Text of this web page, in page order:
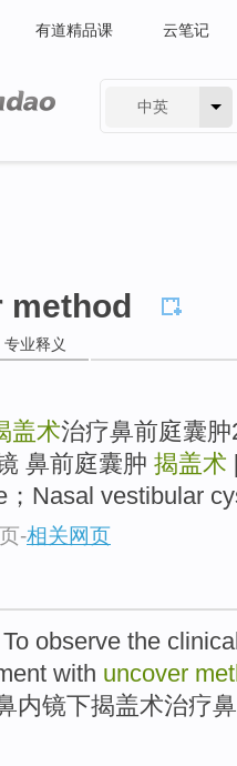
有道精品课 云笔记
中英
method
专业释义
盖术治疗鼻前庭囊
鼻前庭囊肿 揭盖术
；Nasal vestibular
-相关网页
observe the
with uncover
内镜下揭盖术治疗鼻